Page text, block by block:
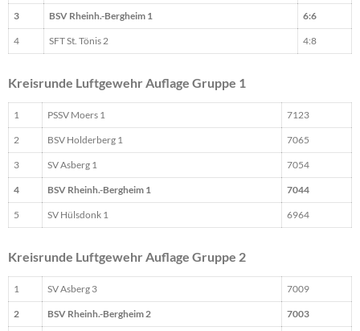
3 BSV Rheinh.-Bergheim 1 6:6
4 SFT St. Tönis 2 4:8
Kreisrunde Luftgewehr Auflage Gruppe 1
1 PSSV Moers 1 7123
2 BSV Holderberg 1 7065
3 SV Asberg 1 7054
4 BSV Rheinh.-Bergheim 1 7044
5 SV Hülsdonk 1 6964
Kreisrunde Luftgewehr Auflage Gruppe 2
1 SV Asberg 3 7009
2 BSV Rheinh.-Bergheim 2 7003